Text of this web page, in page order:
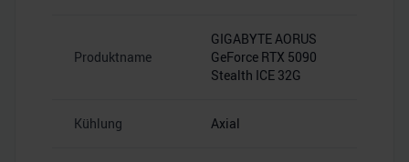
Produktname
GIGABYTE AORUS
GeForce RTX 5090
Stealth ICE 32G
Kühlung Axial